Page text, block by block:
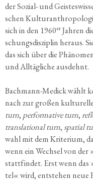
der Sozi­al- und
schen
sich in den 1960erJah­ren
schungs­dis­zi­plin her­aus.
das sich über die
und All­täg­li­che ausdehnt.
Bach­mann-Medick wählt
nach zur gro­ßen
turn, per­for­ma­ti­ve turn,
trans­la­tio­nal turn,spa­ti­al
wahl mit dem Kri­te­ri­um,
wenn ein Wech­sel von
statt­fin­det. Erst wenn
tel« wird, ent­ste­hen neue